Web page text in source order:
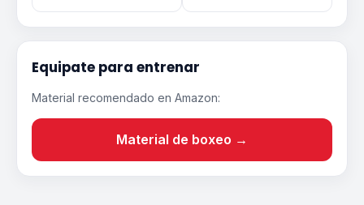
Equipate para entrenar
Material recomendado en Amazon:
Material de boxeo →